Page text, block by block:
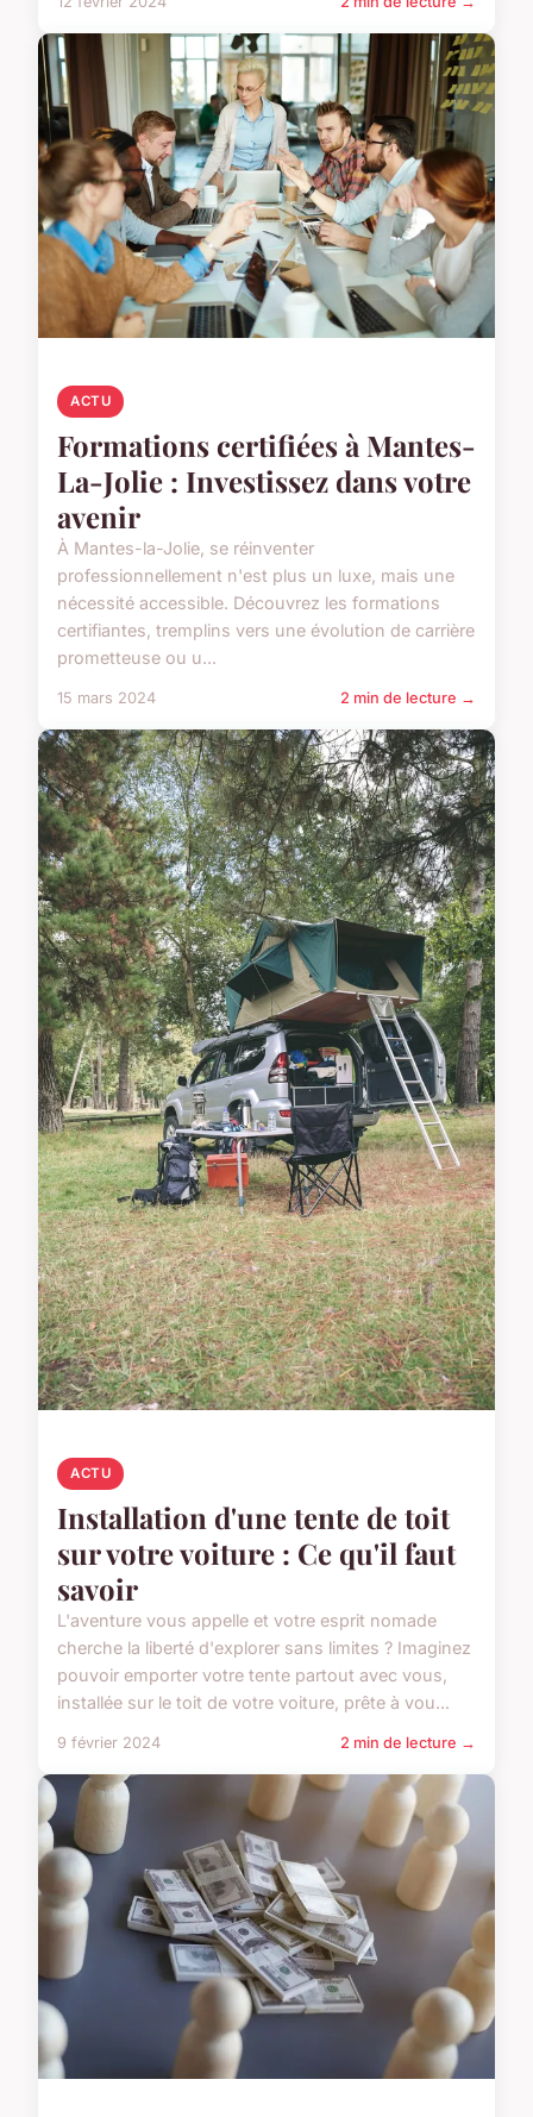
ACTU
Formations certifiées à Mantes-
La-Jolie : Investissez dans votre
avenir
À Mantes-la-Jolie, se réinventer
professionnellement n'est plus un luxe, mais une
nécessité accessible. Découvrez les formations
certifiantes, tremplins vers une évolution de carrière
prometteuse ou u...
15 mars 2024 2 min de lecture →
ACTU
Installation d'une tente de toit
sur votre voiture : Ce qu'il faut
savoir
L'aventure vous appelle et votre esprit nomade
cherche la liberté d'explorer sans limites ? Imaginez
pouvoir emporter votre tente partout avec vous,
installée sur le toit de votre voiture, prête à vou...
9 février 2024 2 min de lecture →